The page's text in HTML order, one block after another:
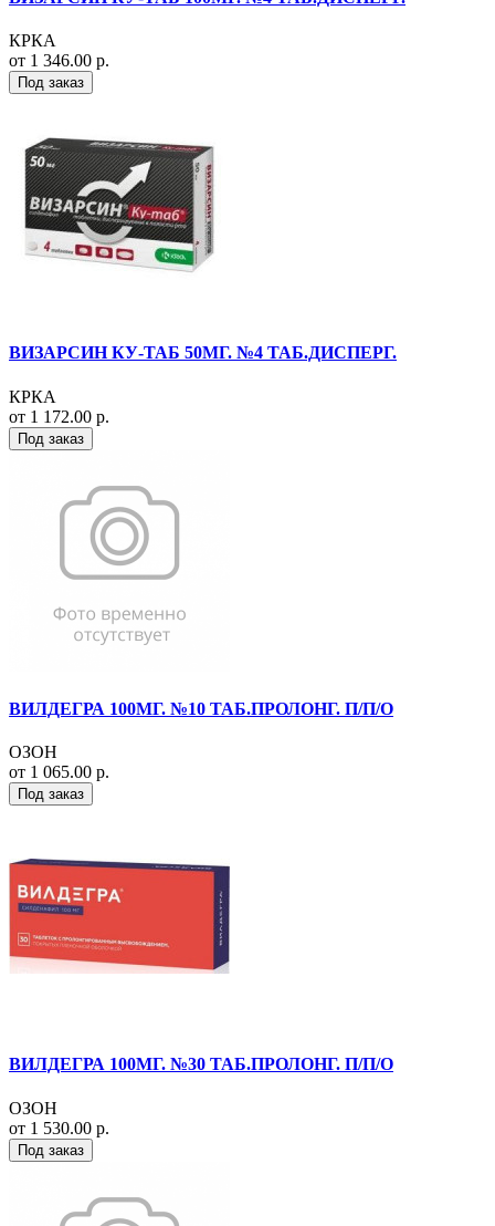
КРКА
от 1 346.00 р.
Под заказ
ВИЗАРСИН КУ-ТАБ 50МГ. №4 ТАБ.ДИСПЕРГ.
КРКА
от 1 172.00 р.
Под заказ
ВИЛДЕГРА 100МГ. №10 ТАБ.ПРОЛОНГ. П/П/О
ОЗОН
от 1 065.00 р.
Под заказ
ВИЛДЕГРА 100МГ. №30 ТАБ.ПРОЛОНГ. П/П/О
ОЗОН
от 1 530.00 р.
Под заказ